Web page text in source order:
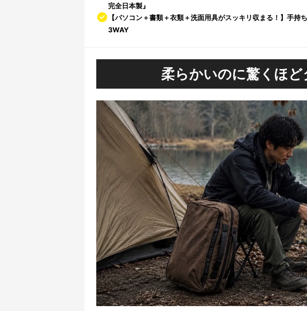
完全日本製』
【パソコン＋書類＋衣類＋洗面用具がスッキリ収まる！】手持
3WAY
柔らかいのに驚くほど